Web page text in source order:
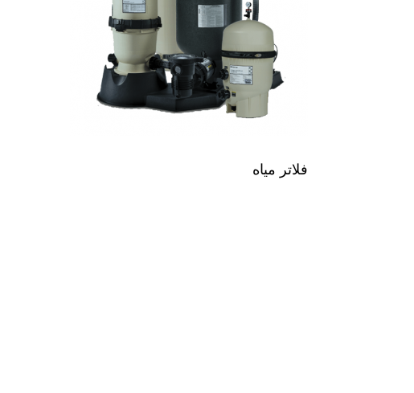
فلاتر مياه